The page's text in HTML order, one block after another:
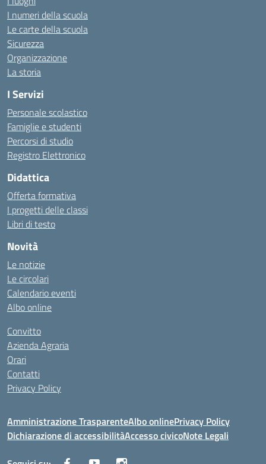
I numeri della scuola
Le carte della scuola
Sicurezza
Organizzazione
La storia
I Servizi
Personale scolastico
Famiglie e studenti
Percorsi di studio
Registro Elettronico
Didattica
Offerta formativa
I progetti delle classi
Libri di testo
Novità
Le notizie
Le circolari
Calendario eventi
Albo online
Convitto
Azienda Agraria
Orari
Contatti
Privacy Policy
Amministrazione TrasparenteAlbo onlinePrivacy Policy
Dichiarazione di accessibilitàAccesso civicoNote Legali